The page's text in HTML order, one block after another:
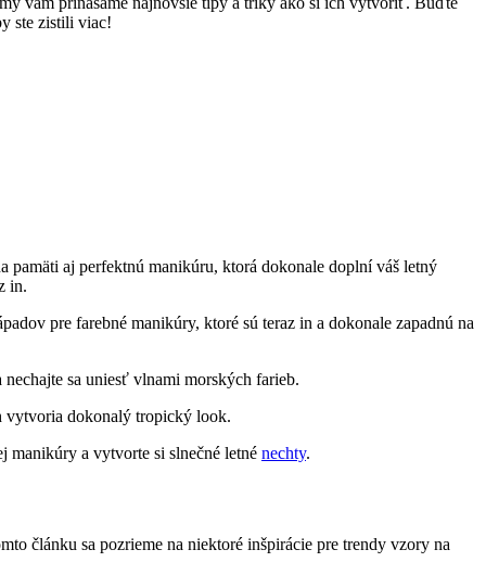
ste ‍zistili viac!
pamäti ‍aj perfektnú manikúru, ktorá ⁢dokonale doplní váš letný
in.
pre farebné manikúry, ktoré sú teraz ⁢in a dokonale zapadnú na
​sa uniesť vlnami morských farieb.
‍vytvoria⁢ dokonalý tropický look.
⁤manikúry​ a vytvorte si ​slnečné⁤ letné nechty.
článku sa pozrieme na niektoré inšpirácie pre trendy vzory na